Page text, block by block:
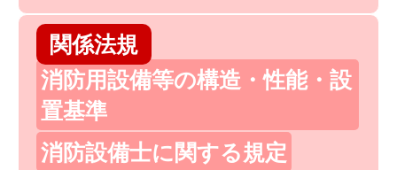
関係法規
消防用設備等の構造・性能・設
置基準
消防設備士に関する規定